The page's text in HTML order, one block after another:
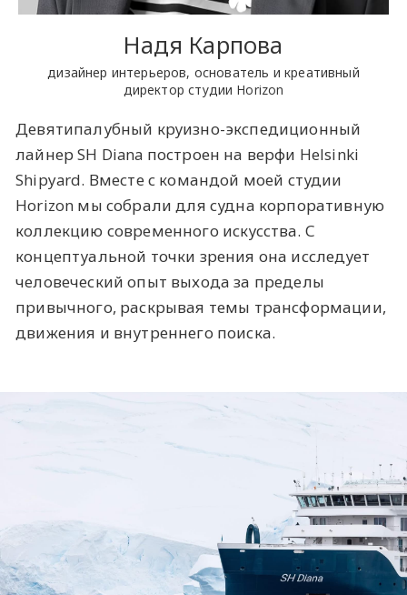
Надя Карпова
дизайнер интерьеров, основатель и креативный
директор студии Horizon
Девятипалубный круизно-экспедиционный
лайнер SH Diana построен на верфи Helsinki
Shipyard. Вместе с командой моей студии
Horizon мы собрали для судна корпоративную
коллекцию современного искусства. С
концептуальной точки зрения она исследует
человеческий опыт выхода за пределы
привычного, раскрывая темы трансформации,
движения и внутреннего поиска.